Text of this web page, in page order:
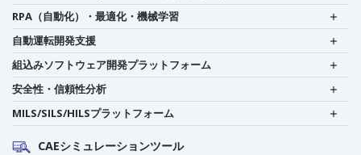
RPA（自動化）・最適化・機械学習
自動運転開発支援
組込みソフトウェア開発プラットフォーム
安全性・信頼性分析
MILS/SILS/HILSプラットフォーム
CAEシミュレーションツール